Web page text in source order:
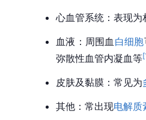
心血管系统：表现为
血液：周围血 白细胞
弥散性血管内凝血等[
皮肤及黏膜：常见为
其他：常出现电解质